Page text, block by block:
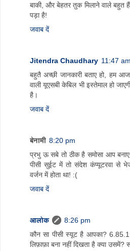
बाकी, और बेहतर तुक मिलाने वाले बहुत हैं
पड़ा है!
जवाब दें
Jitendra Chaudhary 11:47 am
बहुतै अच्छी जानकारी बताए हो, हम आज
वाली यूएसबी केबिल भी इस्तेमाल हो
है।
जवाब दें
बेनामी 8:20 pm
प्रभु ऊ सबे तो ठीक है समोसा आप
पीसी सुईट में तो संदेश कंप्यूटरवा से
वर्जन में होता था! :(
जवाब दें
आलोक
8:26 pm
कौन सा पीसी स्यूट है आपका?
लिफ़ाफ़ा बना नहीं दिखता है क्या